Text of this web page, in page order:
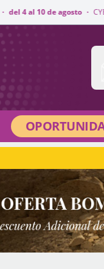
· CYBERWINE 2026 ·